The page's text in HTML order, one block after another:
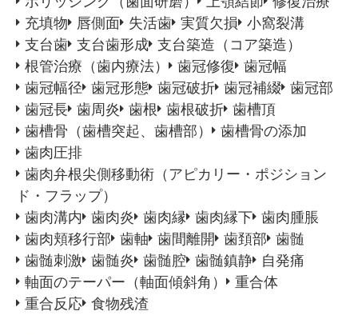
充填物
唇側面 失活歯 実質欠損 小窩裂溝
支台歯 支台歯形成 支台築造（コア築造）
根管治療（歯内療法）
歯冠修復
歯冠幅
歯冠幅径 歯冠形態 歯冠破折 歯冠補綴 歯冠部
歯冠長 歯周炎 歯根 歯根破折 歯槽頂
歯槽骨（歯槽突起、歯槽部）
歯槽骨の添加
歯肉圧排
歯肉弁根尖側移動術（アピカリー・ポジション
ド・フラップ）
歯肉溝内 歯肉炎 歯肉縁 歯肉縁下 歯肉腫脹
歯肉頬移行部 歯軸 歯間離開 歯頚部 歯髄
歯髄刺激 歯髄炎 歯髄腔 歯髄鎮静
自発痛
軸面のテーパー（軸面傾斜角）
重合体
重合反応 食物残渣